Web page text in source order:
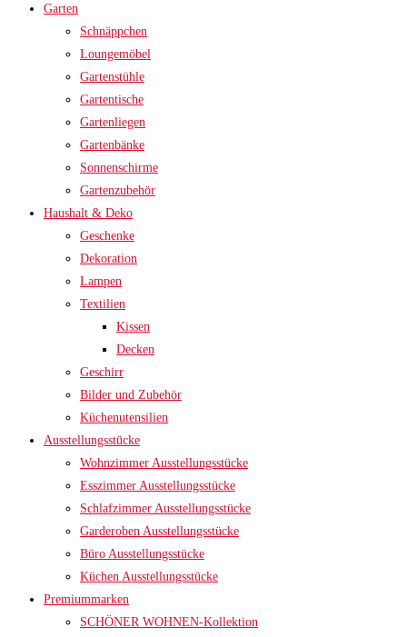
Garten
Schnäppchen
Loungemöbel
Gartenstühle
Gartentische
Gartenliegen
Gartenbänke
Sonnenschirme
Gartenzubehör
Haushalt & Deko
Geschenke
Dekoration
Lampen
Textilien
Kissen
Decken
Geschirr
Bilder und Zubehör
Küchenutensilien
Ausstellungsstücke
Wohnzimmer Ausstellungsstücke
Esszimmer Ausstellungsstücke
Schlafzimmer Ausstellungsstücke
Garderoben Ausstellungsstücke
Büro Ausstellungsstücke
Küchen Ausstellungsstücke
Premiummarken
SCHÖNER WOHNEN-Kollektion